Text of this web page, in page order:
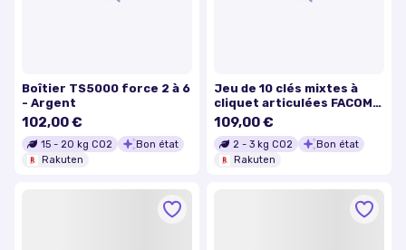
Boîtier TS5000 force 2 à 6
- Argent
102,00 €
15 - 20 kg CO2
Bon état
Rakuten
Jeu de 10 clés mixtes à
cliquet articulées FACOM
467BF.JP10PB 8 à 19 mm
109,00 €
2 - 3 kg CO2
Bon état
Rakuten